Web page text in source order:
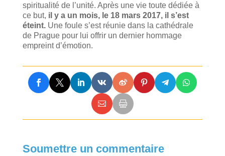
spiritualité de l’unité. Après une vie toute dédiée à
ce but, il y a un mois, le 18 mars 2017, il s’est
éteint.Une foule s’est réunie dans la cathédrale
de Prague pour lui offrir un dernier hommage
empreint d’émotion.
Soumettre un commentaire